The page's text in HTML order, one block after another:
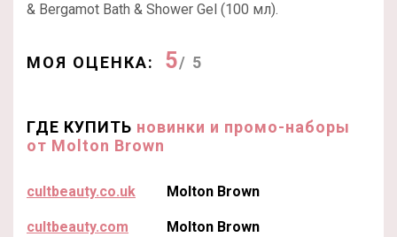
& Bergamot Bath & Shower Gel (100 мл).
МОЯ ОЦЕНКА: 5/ 5
ГДЕ КУПИТЬ новинки и промо-наборы
от Molton Brown
cultbeauty.co.uk Molton Brown
cultbeauty.com Molton Brown